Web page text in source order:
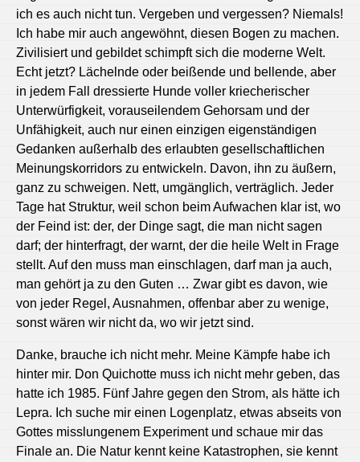
ich es auch nicht tun. Vergeben und vergessen? Niemals!
Ich habe mir auch angewöhnt, diesen Bogen zu machen.
Zivilisiert und gebildet schimpft sich die moderne Welt.
Echt jetzt? Lächelnde oder beißende und bellende, aber
in jedem Fall dressierte Hunde voller kriecherischer
Unterwürfigkeit, vorauseilendem Gehorsam und der
Unfähigkeit, auch nur einen einzigen eigenständigen
Gedanken außerhalb des erlaubten gesellschaftlichen
Meinungskorridors zu entwickeln. Davon, ihn zu äußern,
ganz zu schweigen. Nett, umgänglich, verträglich. Jeder
Tage hat Struktur, weil schon beim Aufwachen klar ist, wo
der Feind ist: der, der Dinge sagt, die man nicht sagen
darf; der hinterfragt, der warnt, der die heile Welt in Frage
stellt. Auf den muss man einschlagen, darf man ja auch,
man gehört ja zu den Guten … Zwar gibt es davon, wie
von jeder Regel, Ausnahmen, offenbar aber zu wenige,
sonst wären wir nicht da, wo wir jetzt sind.
Danke, brauche ich nicht mehr. Meine Kämpfe habe ich
hinter mir. Don Quichotte muss ich nicht mehr geben, das
hatte ich 1985. Fünf Jahre gegen den Strom, als hätte ich
Lepra. Ich suche mir einen Logenplatz, etwas abseits von
Gottes misslungenem Experiment und schaue mir das
Finale an. Die Natur kennt keine Katastrophen, sie kennt